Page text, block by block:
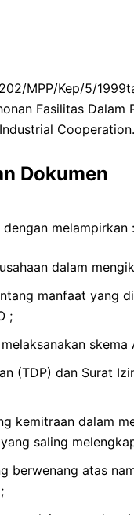
MPP/Kep/5/
Fasilitas Dalam
Cooperation.
Dokumen
melampirkan :
dalam
manfaat yang
;
skema
(TDP) dan Surat
kemitraan dalam
saling
berwenang atas